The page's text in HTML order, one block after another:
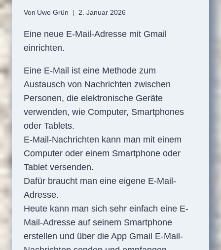
Von Uwe Grün 2. Januar 2026
Eine neue E-Mail-Adresse mit Gmail
einrichten.
Eine E-Mail ist eine Methode zum
Austausch von Nachrichten zwischen
Personen, die elektronische Geräte
verwenden, wie Computer, Smartphones
oder Tablets.
E-Mail-Nachrichten kann man mit einem
Computer oder einem Smartphone oder
Tablet versenden.
Dafür braucht man eine eigene E-Mail-
Adresse.
Heute kann man sich sehr einfach eine E-
Mail-Adresse auf seinem Smartphone
erstellen und über die App Gmail E-Mail-